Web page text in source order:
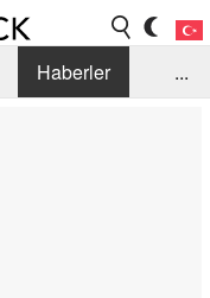
Haberler
...